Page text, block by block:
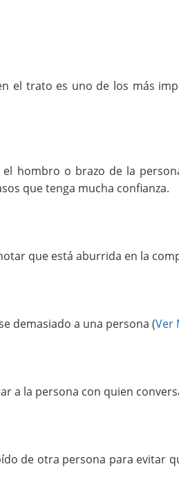
el trato es uno de los más
hombro o brazo de la
que tenga mucha confianza.
que está aburrida en la
demasiado a una persona (Ver
a la persona con quien
de otra persona para evitar